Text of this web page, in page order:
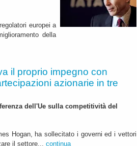
europei a
della
il proprio impegno con
azionarie in tre
dell'Ue sulla competitività del
Hogan, ha sollecitato i governi ed i vettori
il settore... continua